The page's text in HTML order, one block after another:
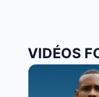
VIDÉOS